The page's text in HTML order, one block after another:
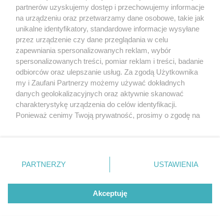
Pokaż więcej
Reklama Tematy Archiwum artykułów
Strona korzysta z plików cookies w celu realizacji usług. Pozostając na niej,
wyrażasz zgodę na ich wykorzystanie. Więcej informacji w polityce
prywatności.
partnerów uzyskujemy dostęp i przechowujemy informacje
na urządzeniu oraz przetwarzamy dane osobowe, takie jak
unikalne identyfikatory, standardowe informacje wysyłane
przez urządzenie czy dane przeglądania w celu
zapewniania spersonalizowanych reklam, wybór
spersonalizowanych treści, pomiar reklam i treści, badanie
odbiorców oraz ulepszanie usług. Za zgodą Użytkownika
my i Zaufani Partnerzy możemy używać dokładnych
danych geolokalizacyjnych oraz aktywnie skanować
charakterystykę urządzenia do celów identyfikacji.
Ponieważ cenimy Twoją prywatność, prosimy o zgodę na
znajdujący się w lewym dolnym rogu strony
. Niektóre
rodzaje przetwarzania danych nie wymagają zgody
użytkownika, ale masz prawo sprzeciwić się takiemu
przetwarzaniu. Preferencje będą miały zastosowania tylko
na tej witrynie.
PARTNERZY USTAWIENIA
Akceptuję